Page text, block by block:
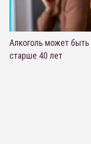
Алкоголь может
старше 40 лет